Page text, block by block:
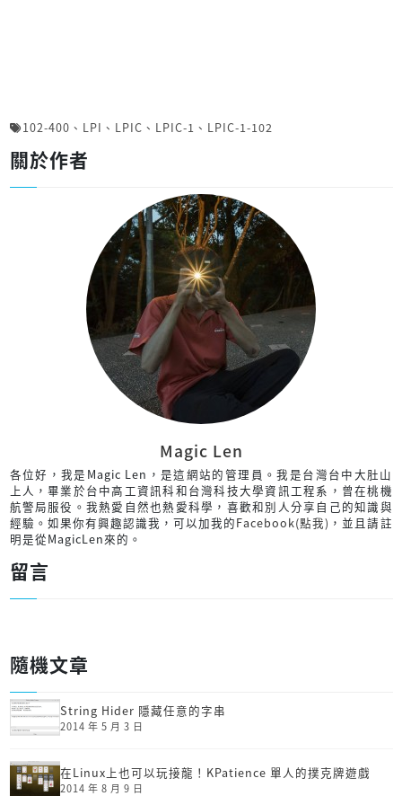
102-400 、 LPI 、 LPIC 、 LPIC-1 、 LPIC-1-102
關於作者
Magic Len
各位好，我是Magic Len，是這網站的管理員。我是台灣台中大肚山
上人，畢業於台中高工資訊科和台灣科技大學資訊工程系，曾在桃機
航警局服役。我熱愛自然也熱愛科學，喜歡和別人分享自己的知識與
經驗。如果你有興趣認識我，可以加我的Facebook(點我) ，並且請註
明是從MagicLen來的。
留言
隨機文章
String Hider 隱藏任意的字串
2014 年 5 月 3 日
在Linux上也可以玩接龍！KPatience 單人的撲克牌遊戲
2014 年 8 月 9 日